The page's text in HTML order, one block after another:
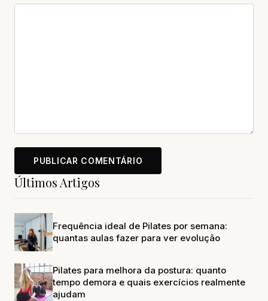
Últimos Artigos
Frequência ideal de Pilates por semana:
quantas aulas fazer para ver evolução
Pilates para melhora da postura: quanto
tempo demora e quais exercícios realmente
ajudam